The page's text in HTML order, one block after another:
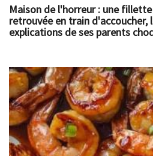
Maison de l'horreur : une
retrouvée en train d'accoucher,
explications de ses parents